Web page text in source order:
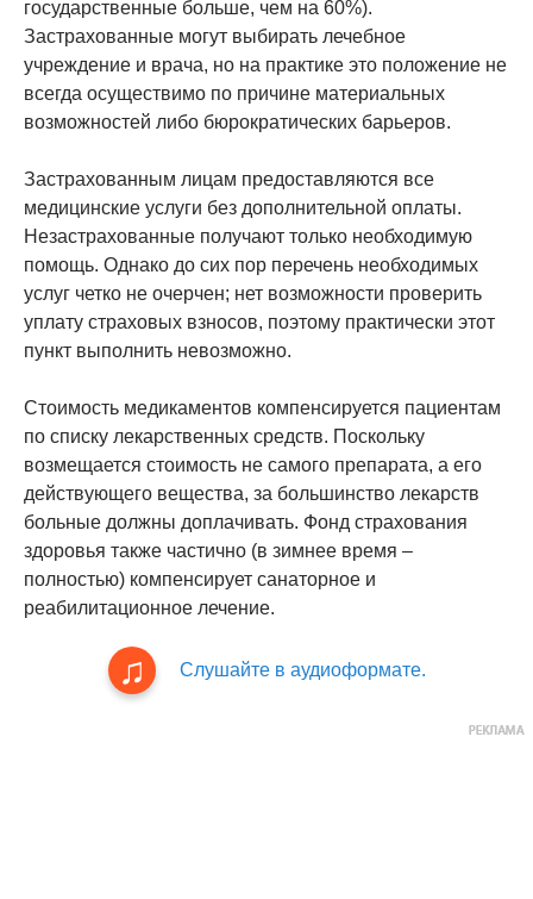
государственные больше, чем на 60%).
Застрахованные могут выбирать лечебное
учреждение и врача, но на практике это положение не
всегда осуществимо по причине материальных
возможностей либо бюрократических барьеров.
Застрахованным лицам предоставляются все
медицинские услуги без дополнительной оплаты.
Незастрахованные получают только необходимую
помощь. Однако до сих пор перечень необходимых
услуг четко не очерчен; нет возможности проверить
уплату страховых взносов, поэтому практически этот
пункт выполнить невозможно.
Стоимость медикаментов компенсируется пациентам
по списку лекарственных средств. Поскольку
возмещается стоимость не самого препарата, а его
действующего вещества, за большинство лекарств
больные должны доплачивать. Фонд страхования
здоровья также частично (в зимнее время –
полностью) компенсирует санаторное и
реабилитационное лечение.
Слушайте в аудиоформате.